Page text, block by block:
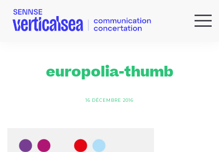
europolia-thumb
16 DÉCEMBRE 2016